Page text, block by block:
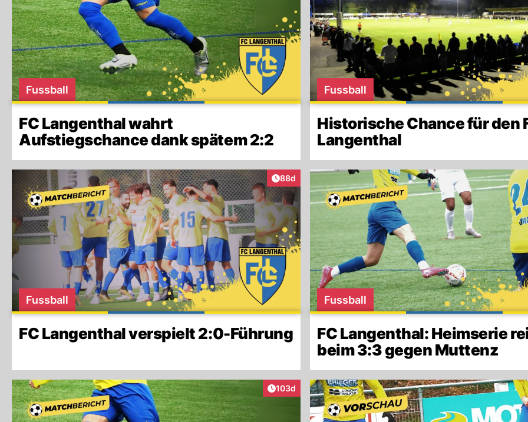
Fussball
FC Langenthal wahrt
Aufstiegschance dank spätem 2:2
Fussball
Historische Chance für den
Langenthal
Artikel veröffentlicht:
88d
Fussball
FC Langenthal verspielt 2:0-Führung
Fussball
FC Langenthal: Heimserie
beim 3:3 gegen Muttenz
Artikel veröffentlicht:
103d